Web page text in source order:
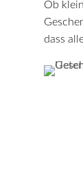
Ob
dass